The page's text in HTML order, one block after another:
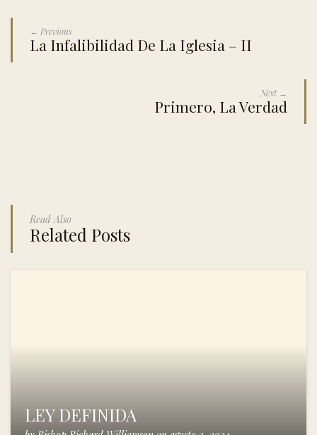
← Previous
La Infalibilidad De La Iglesia – II
Next →
Primero, La Verdad
Read Also
Related Posts
LEY DEFINIDA